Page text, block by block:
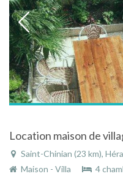
Saint-Chinian (23 km),
Maison - Villa
4